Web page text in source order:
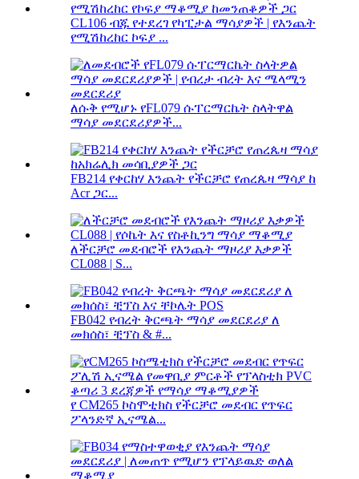
CL106 ብጁ የተደረገ የካፒታል ማሳያዎች | የእንጨት
የሚሽከረከር ኮፍያ ...
ለሱቅ የሚሆኑ የFL079 ሱፐርማርኬት ስላትዋል
ማሳያ መደርደሪያዎች...
FB214 የቀርከሃ እንጨት የችርቻሮ የጠረጴዛ ማሳያ ከ
Acr ጋር...
ለችርቻሮ መደብሮች የእንጨት ማዞሪያ እቃዎች
CL088 | S...
FB042 የብረት ቅርጫት ማሳያ መደርደሪያ ለ
መክሰስ፣ ቺፕስ & #...
የ CM265 ኮስሞቲክስ የችርቻሮ መደብር የጥፍር
ፖላንድኛ ኢናሜል...